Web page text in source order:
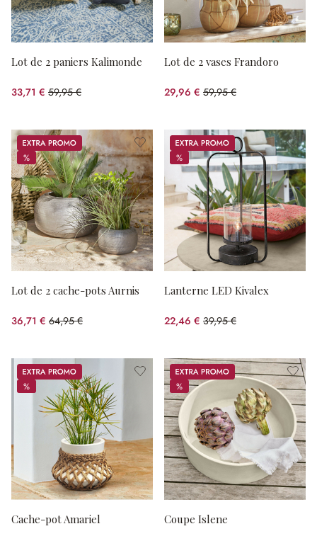
Lot de 2 paniers Kalimonde
33,71 € 59,95 €
(43.77%spared)
Lot de 2 vases Frandoro
29,96 € 59,95 €
(50.03%spared)
Promos
%
%
Lot de 2 cache-pots Aurnis
36,71 € 64,95 €
(43.48%spared)
Promos
%
%
Lanterne LED Kivalex
22,46 € 39,95 €
(43.78%spared)
Promos
%
%
Cache-pot Amariel
Promos
%
%
Coupe Islene